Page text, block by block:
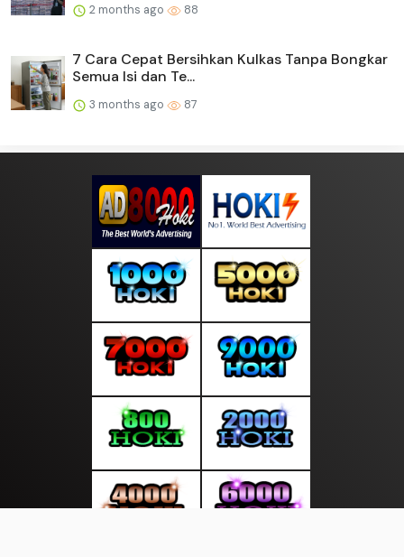
2 months ago 88
7 Cara Cepat Bersihkan Kulkas Tanpa Bongkar
Semua Isi dan Te...
3 months ago 87